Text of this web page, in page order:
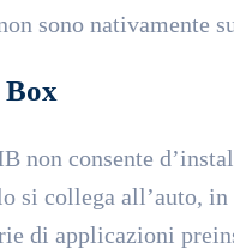
sono nativamente
non consente
si collega all’auto,
di applicazioni